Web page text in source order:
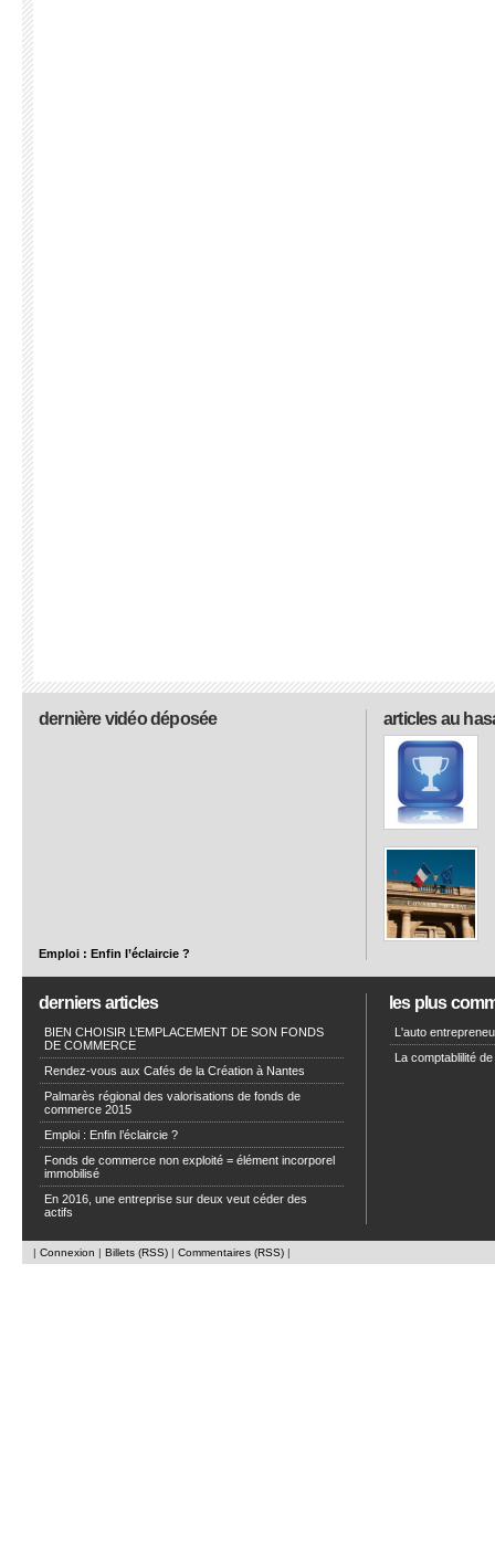
articles au
dernière vidéo déposée
Emploi : Enfin l’éclaircie ?
derniers articles
BIEN CHOISIR L’EMPLACEMENT DE SON FONDS
DE COMMERCE
Rendez-vous aux Cafés de la Création à Nantes
Palmarès régional des valorisations de fonds de
commerce 2015
Emploi : Enfin l’éclaircie ?
Fonds de commerce non exploité = élément incorporel
immobilisé
En 2016, une entreprise sur deux veut céder des
actifs
les plus
L'auto
La comptablilité
| Connexion | Billets (RSS) | Commentaires (RSS) |